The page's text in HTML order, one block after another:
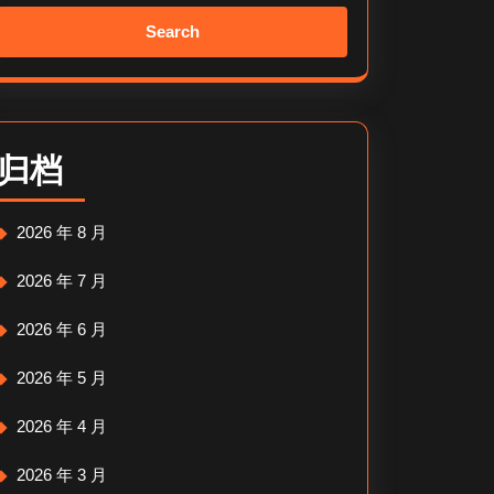
档
2026 年 8 月
2026 年 7 月
2026 年 6 月
2026 年 5 月
2026 年 4 月
2026 年 3 月